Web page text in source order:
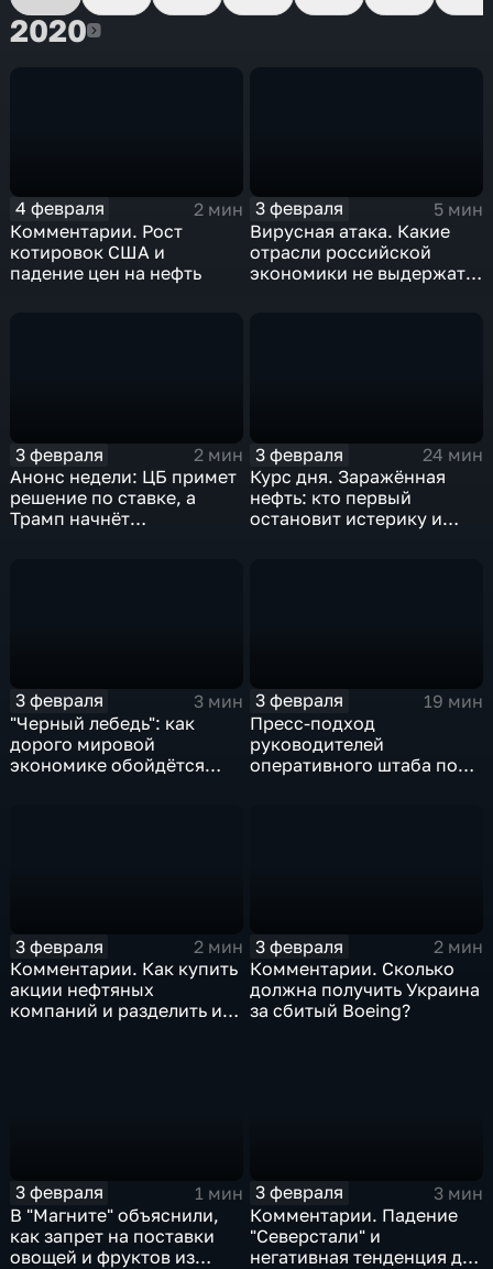
20202020
4 февраля
2 мин
Комментарии. Рост
котировок США и
падение цен на нефть
3 февраля
5 мин
Вирусная атака. Какие
отрасли российской
экономики не выдержат
3 февраля
2 мин
Анонс недели: ЦБ примет
решение по ставке, а
Трамп начнёт
3 февраля
24 мин
Курс дня. Заражённая
нефть: кто первый
остановит истерику и
3 февраля
3 мин
"Черный лебедь": как
дорого мировой
экономике обойдётся
3 февраля
19 мин
Пресс-подход
руководителей
оперативного штаба по
3 февраля
2 мин
Комментарии. Как купить
акции нефтяных
компаний и разделить их
3 февраля
2 мин
Комментарии. Сколько
должна получить Украина
за сбитый Boeing?
3 февраля
1 мин
В "Магните" объяснили,
как запрет на поставки
овощей и фруктов из
3 февраля
3 мин
Комментарии. Падение
"Северстали" и
негативная тенденция для